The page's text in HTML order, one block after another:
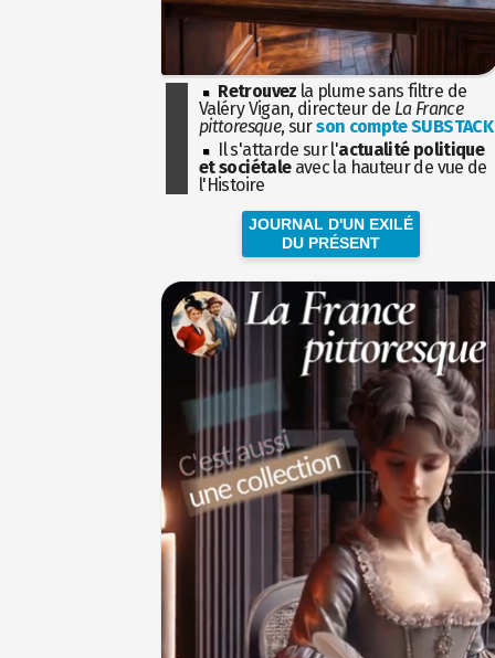
Retrouvez la plume sans filtre de
Valéry Vigan, directeur de La France
pittoresque, surson compte SUBSTACK
Il s'attarde sur l'actualité politique
et sociétaleavec la hauteur de vue de
l'Histoire
JOURNAL D'UN EXILÉ
DU PRÉSENT